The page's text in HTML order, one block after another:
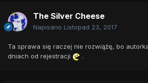
The Silver Cheese
Napisano Listopad 23, 2017
Ta sprawa się raczej nie rozwiążę, bo
dniach od rejestracji
.